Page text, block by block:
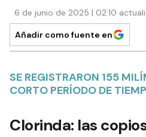
6 de junio de 2025 | 02:10
Añadir como fuente en
SE REGISTRARON 155
CORTO PERÍODO DE
Clorinda: las